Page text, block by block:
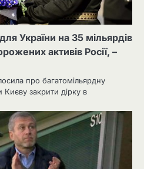
України на 35 мільярдів
активів Росії, –
про багатомільярдну
Києву закрити дірку в